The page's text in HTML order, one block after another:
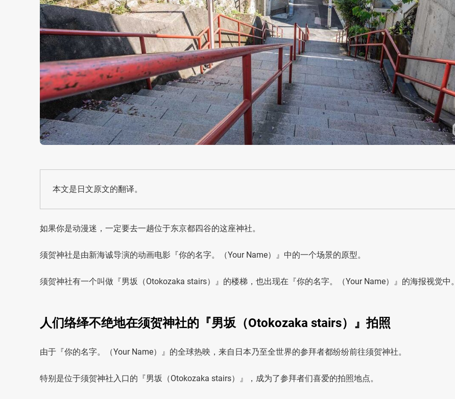
本文是日文原文的翻译。
如果你是动漫迷，一定要去一趟位于东京都四谷的这座神社。
须贺神社是由新海诚导演的动画电影『你的名字。（Your Name）』中的一个场景的原型。
须贺神社有一个叫做『男坂（Otokozaka stairs）』的楼梯，也出现在『你的名字。（Your Name）』的海报视觉中。
人们络绎不绝地在须贺神社的『男坂（Otokozaka stairs）』拍照
由于『你的名字。（Your Name）』的全球热映，来自日本乃至全世界的参拜者都纷纷前往须贺神社。
特别是位于须贺神社入口的『男坂（Otokozaka stairs）』，成为了参拜者们喜爱的拍照地点。